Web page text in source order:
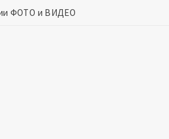
ФОТО и ВИДЕО